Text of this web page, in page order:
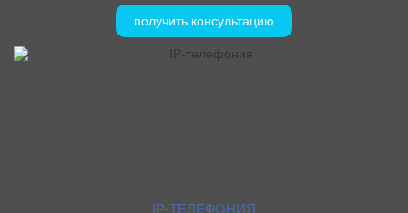
Новые Черемушкиполучить консультацию
IP-ТЕЛЕФОНИЯ